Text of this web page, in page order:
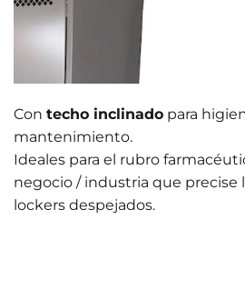
Con techo inclinado para
mantenimiento.
Ideales para el rubro
negocio / industria que precise
lockers despejados.